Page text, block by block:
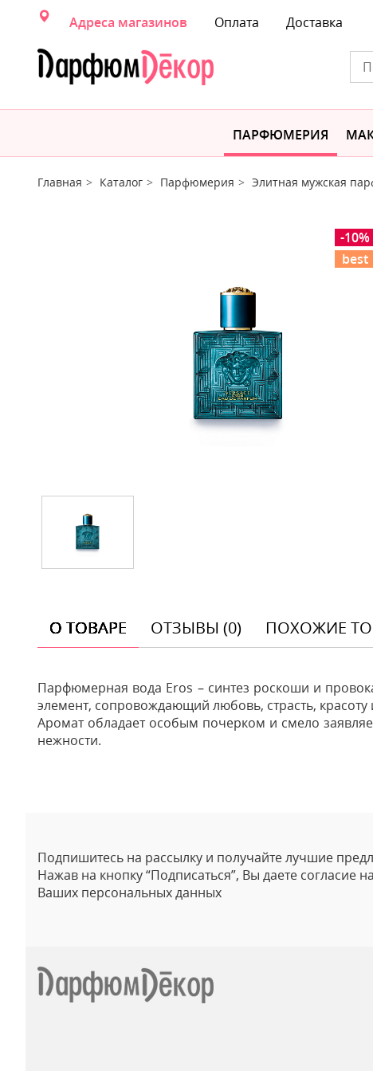
Адреса магазинов Оплата Доставка
ПАРФЮМЕРИЯ
Главная Каталог Парфюмерия Элитная мужская
-10%
best
О ТОВАРЕ ОТЗЫВЫ (0) ПОХОЖИЕ
Парфюмерная вода Eros – синтез роскоши и
элемент, сопровождающий любовь, страсть, красоту
Аромат обладает особым почерком и смело
нежности.
Подпишитесь на рассылку и получайте лучшие
Нажав на кнопку “Подписаться”, Вы даете согласие
Ваших персональных данных